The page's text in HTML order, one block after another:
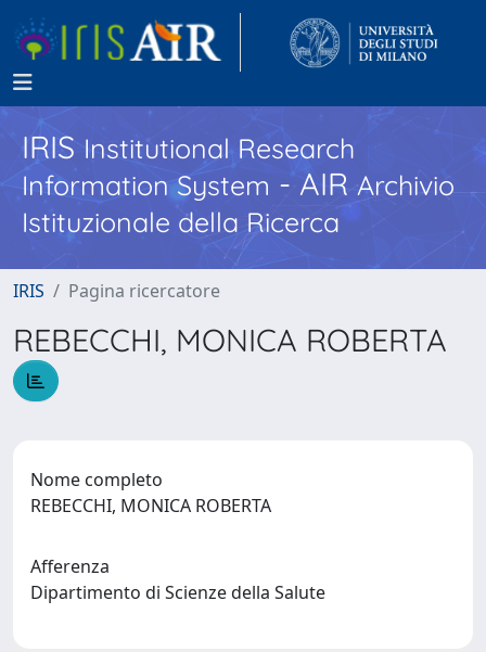
IRISInstitutional Research
Information System - AIR Archivio
Istituzionale della Ricerca
IRIS Pagina ricercatore
REBECCHI, MONICA ROBERTA
Nome completo
REBECCHI, MONICA ROBERTA
Afferenza
Dipartimento di Scienze della Salute